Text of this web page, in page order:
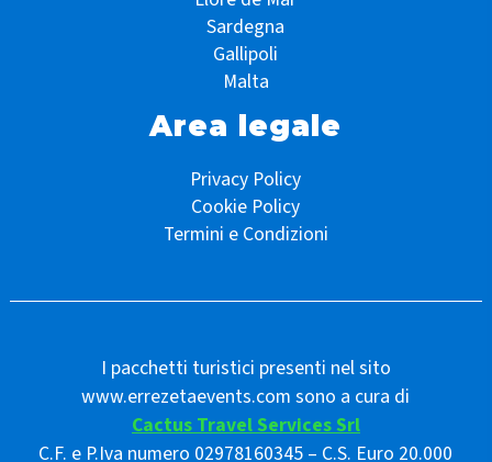
Sardegna
Gallipoli
Malta
Area legale
Privacy Policy
Cookie Policy
Termini e Condizioni
I pacchetti turistici presenti nel sito
www.errezetaevents.com sono a cura di
Cactus Travel Services Srl
C.F. e P.Iva numero 02978160345 – C.S. Euro 20.000